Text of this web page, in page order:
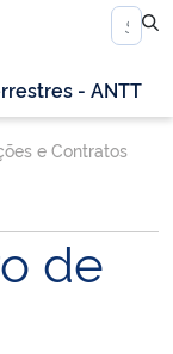
- ANTT
e Contratos
de